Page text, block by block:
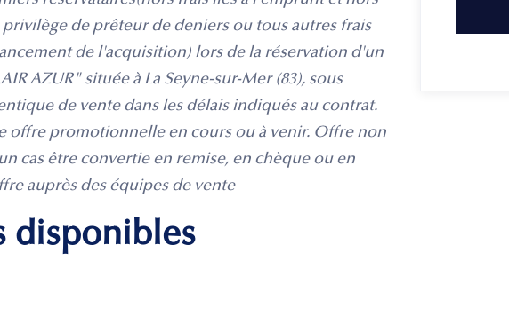
de prêteur de deniers ou tous autres frais
de l'acquisition) lors de la réservation d'un
AZUR" située à La Seyne-sur-Mer (83), sous
de vente dans les délais indiqués au contrat.
offre promotionnelle en cours ou à venir. Offre non
cas être convertie en remise, en chèque ou en
auprès des équipes de vente
disponibles